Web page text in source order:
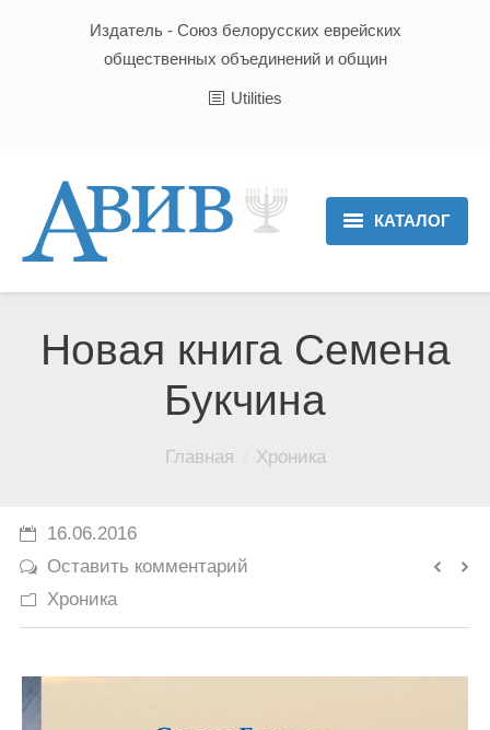
Издатель - Союз белорусских еврейских
общественных объединений и общин
Utilities
КАТАЛОГ
Хроника
Юмор
Новая книга Семена
Букчина
Главная Хроника
16.06.2016
Оставить комментарий
Хроника